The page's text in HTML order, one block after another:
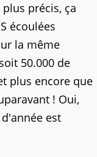
précis, ça
écoulées
la même
50.000 de
plus encore que
! Oui,
est